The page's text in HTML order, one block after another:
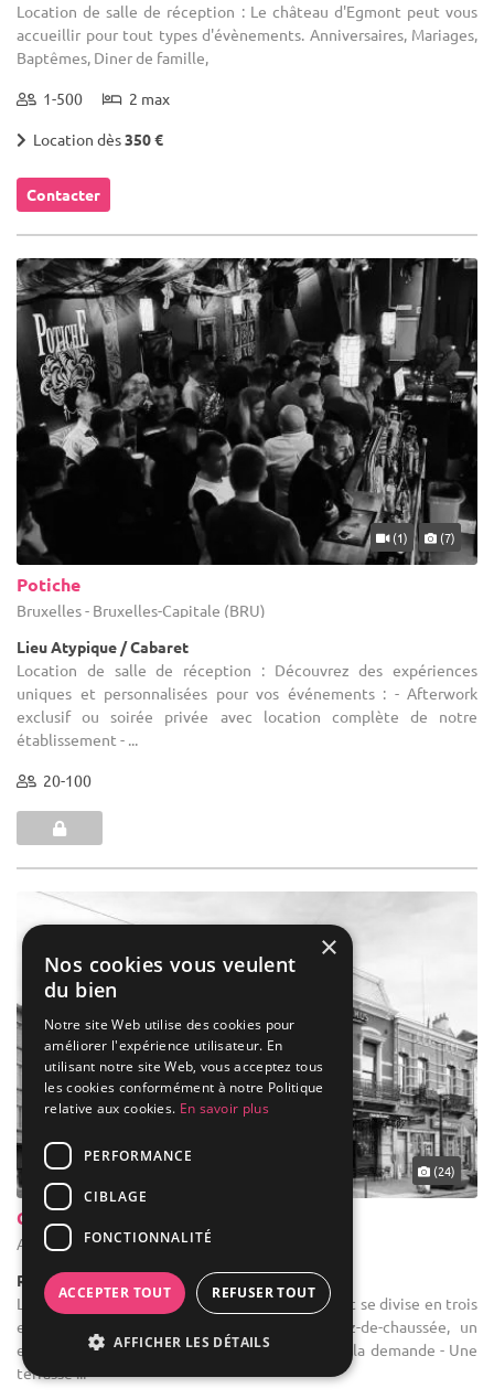
Location de salle de réception : Le château d'Egmont peut vous
accueillir pour tout types d'évènements. Anniversaires, Mariages,
Baptêmes, Diner de famille,
1-500 2 max
Location dès350 €
Contacter
(1) (7)
Potiche
Bruxelles - Bruxelles-Capitale (BRU)
Lieu Atypique / Cabaret
Location de salle de réception : Découvrez des expériences
uniques et personnalisées pour vos événements : - Afterwork
exclusif ou soirée privée avec location complète de notre
établissement - ...
20-100
(24)
Chapeau Blanc
Anderlecht - Bruxelles-Capitale (BRU)
Restaurant / Brasserie
Location de salle de réception : Notre restaurant se divise en trois
espaces: - La brasserie traditionnelle au rez-de-chaussée, un
espace restaurant que vous pouvez privatiser à la demande - Une
terrasse ...
×
Nos cookies vous veulent
du bien
Notre site Web utilise des cookies pour
améliorer l'expérience utilisateur. En
utilisant notre site Web, vous acceptez tous
les cookies conformément à notre Politique
relative aux cookies. En savoir plus
PERFORMANCE
CIBLAGE
FONCTIONNALITÉ
ACCEPTER TOUT REFUSER TOUT
AFFICHER LES DÉTAILS